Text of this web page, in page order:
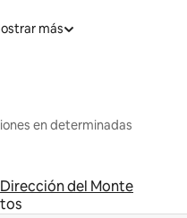
más
en determinadas
Dirección del Monte